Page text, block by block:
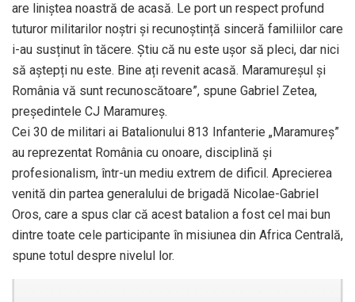
are liniștea noastră de acasă. Le port un respect profund
tuturor militarilor noștri și recunoștință sinceră familiilor care
i-au susținut în tăcere. Știu că nu este ușor să pleci, dar nici
să aștepți nu este. Bine ați revenit acasă. Maramureșul și
România vă sunt recunoscătoare”, spune Gabriel Zetea,
președintele CJ Maramureș.
Cei 30 de militari ai Batalionului 813 Infanterie „Maramureș”
au reprezentat România cu onoare, disciplină și
profesionalism, într-un mediu extrem de dificil. Aprecierea
venită din partea generalului de brigadă Nicolae-Gabriel
Oros, care a spus clar că acest batalion a fost cel mai bun
dintre toate cele participante în misiunea din Africa Centrală,
spune totul despre nivelul lor.